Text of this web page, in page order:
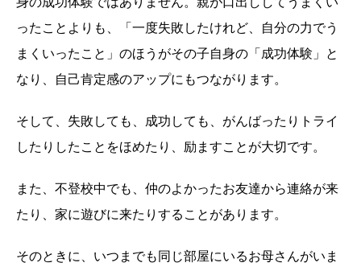
ったことよりも、「一度失敗したけれど、自分の力でう
まくいったこと」のほうがその子自身の「成功体験」と
なり、自己肯定感のアップにもつながります。
そして、失敗しても、成功しても、がんばったりトライ
したりしたことをほめたり、励ますことが大切です。
また、不登校中でも、仲のよかったお友達から連絡が来
たり、家に遊びに来たりすることがあります。
そのときに、いつまでも同じ部屋にいるお母さんがいま